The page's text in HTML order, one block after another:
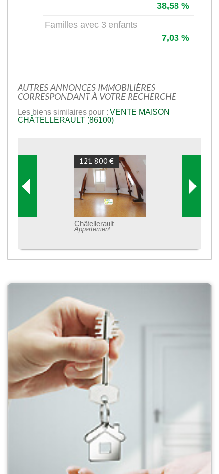
38,58 %
Familles avec 3 enfants
7,03 %
AUTRES ANNONCES IMMOBILIÈRES
CORRESPONDANT À VOTRE RECHERCHE
Les biens similaires pour : VENTE MAISON
CHÂTELLERAULT (86100)
121 800 €
Châtellerault
Appartement